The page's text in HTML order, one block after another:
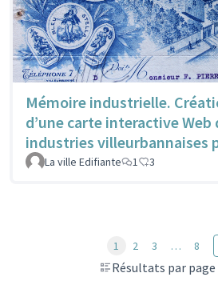
Mémoire industrielle.
d’une carte interactive Web
industries villeurbannaises
La ville Edifiante 1 3
Résultats par page
1 2 3 … 8